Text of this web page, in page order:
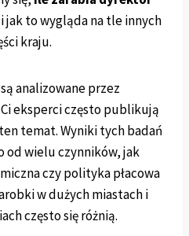
i jak to wygląda na tle innych
kraju.
analizowane przez
eksperci często publikują
temat. Wyniki tych badań
od wielu czynników, jak
czy polityka płacowa
w dużych miastach i
często się różnią.